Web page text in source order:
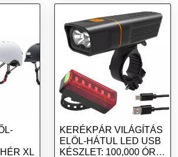
XL
KERÉKPÁR VILÁGÍTÁS
ELÖL-HÁTUL LED USB
KÉSZLET: 100,000 ÓRA